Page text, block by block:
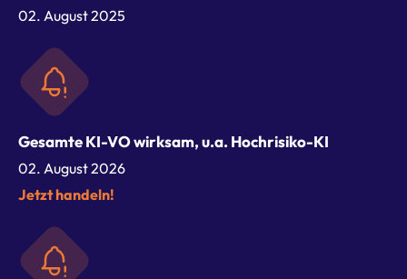
02. August 2025
Gesamte KI-VO wirksam, u.a. Hochrisiko-KI
02. August 2026
Jetzt handeln!